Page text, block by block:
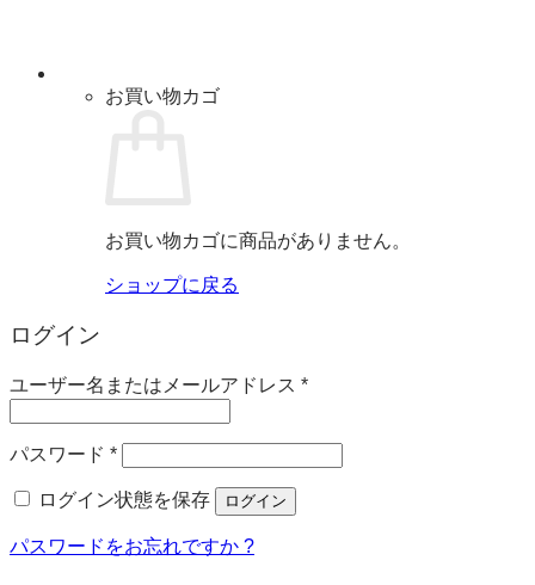
お買い物カゴ
お買い物カゴに商品がありません。
ショップに戻る
ログイン
ユーザー名またはメールアドレス *必
パスワード *必
ログイン状態を保存
ログイン
パスワードをお忘れですか ?